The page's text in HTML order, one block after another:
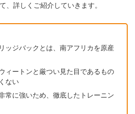
、詳しくご紹介していきます。
ッジバックとは、南アフリカを原産
ィートンと厳つい見た目であるもの
ない
常に強いため、徹底したトレーニン